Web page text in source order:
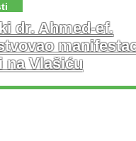
dr. Ahmed-ef.
na Vlašiću
god. na platou Ljute
Ljiljan – general Mehmed
Dani pobjede – Dani